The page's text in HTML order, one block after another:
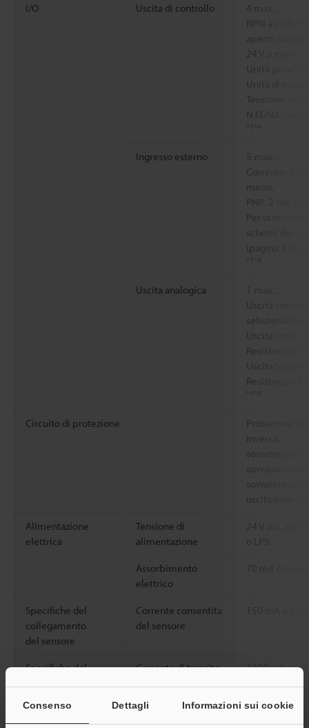
Consenso Dettagli Informazioni sui cookie
I/O Uscita di controllo
4 max.,
aperto
24 V o meno,
Unità
Unità di
Tensione
Ingresso esterno
5 max.,
Corrente di
meno,
PNP: 2 mA o
Per la
schemi dei
(pagina 3 del
Uscita analogica
Uscita
selezionabile,
Uscita
Resistenza di
Uscita
Resistenza di
Circuito di protezione
Protezione
sovratensioni
sovracorrente
uscita inversa
Alimentazione
elettrica
Tensione di
alimentazione
24 V o.o.,
o LPS
Assorbimento
elettrico
70 mA o
Specifiche del
collegamento
del sensore
Corrente consentita
del sensore
Specifiche del
Corrente di transito
1200 mA o
Resistenza Temperatura Da -20 a +50